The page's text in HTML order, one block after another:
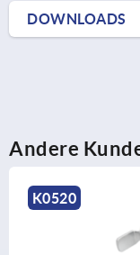
DOWNLOADS
Andere